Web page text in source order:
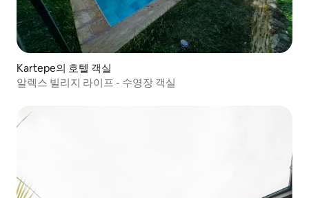
Kartepe의 호텔 객실
알렉스 빌리지 라이프 - 수영장 객실